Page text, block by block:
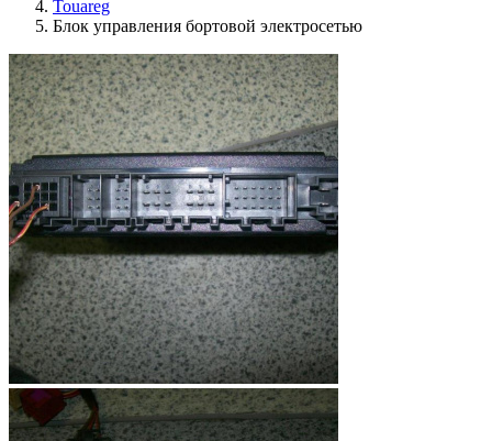
Touareg
Блок управления бортовой электросетью